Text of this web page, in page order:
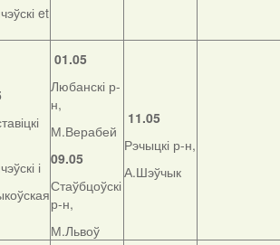
et
і
01.05
Любанскі р-
н,
М.Верабей
09.05
Стаўбцоўскі
р-н,
М.Львоў
11.05
Рэчыцкі р-н,
А.Шэўчык